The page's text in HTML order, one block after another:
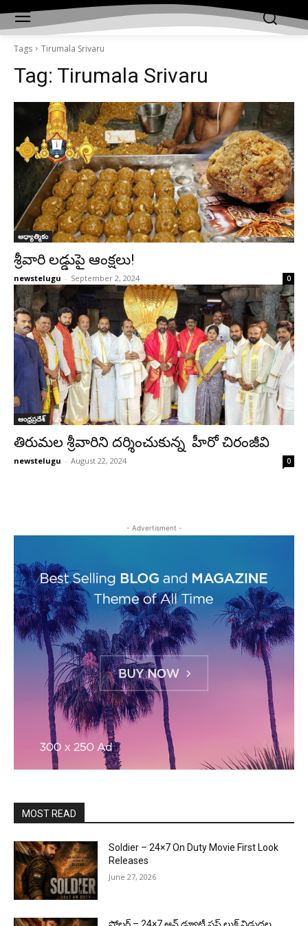
Tags Tirumala Srivaru
Tag: Tirumala Srivaru
ఆధ్యాత్మికం
శ్రీవారి లడ్డుపై ఆంక్ష‌లు!
newstelugu - September 2, 2024 0
ఆంధ్రప్రదేశ్‌
తిరుమల శ్రీవారిని దర్శించుకున్న హీరో చిరంజీవి
newstelugu - August 22, 2024 0
- Advertisment -
MOST READ
Soldier – 24×7 On Duty Movie First Look
Releases
June 27, 2026